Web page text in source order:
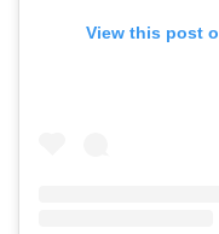
View this post